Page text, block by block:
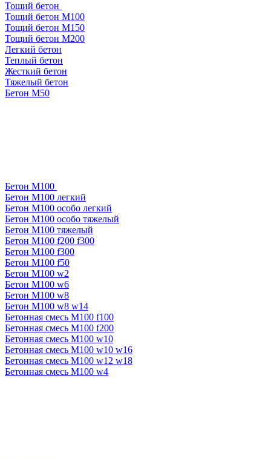
Тощий бетон
Тощий бетон М100
Тощий бетон М150
Тощий бетон М200
Легкий бетон
Теплый бетон
Жесткий бетон
Тяжелый бетон
Бетон М50
Бетон М100
Бетон М100 легкий
Бетон М100 особо легкий
Бетон М100 особо тяжелый
Бетон М100 тяжелый
Бетон М100 f200 f300
Бетон М100 f300
Бетон М100 f50
Бетон М100 w2
Бетон М100 w6
Бетон М100 w8
Бетон М100 w8 w14
Бетонная смесь М100 f100
Бетонная смесь М100 f200
Бетонная смесь М100 w10
Бетонная смесь М100 w10 w16
Бетонная смесь М100 w12 w18
Бетонная смесь М100 w4